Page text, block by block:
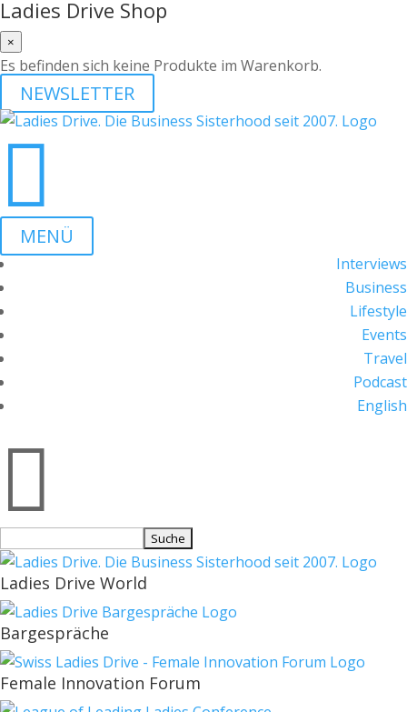
Ladies Drive Shop
×
Es befinden sich keine Produkte im Warenkorb.
NEWSLETTER

MENÜ
Interviews
Business
Lifestyle
Events
Travel
Podcast
English

nach:
Ladies Drive World
Bargespräche
Female Innovation Forum